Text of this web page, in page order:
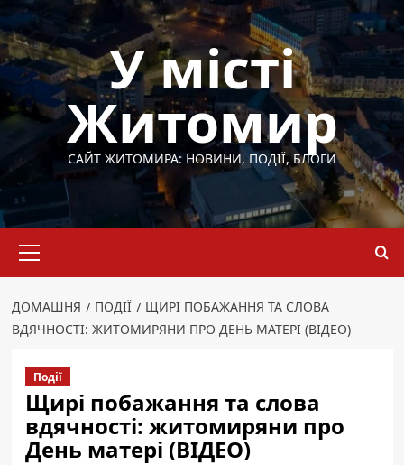
Перейти
до
вмісту
У місті
Житомир
САЙТ ЖИТОМИРА: НОВИНИ, ПОДІЇ, БЛОГИ
меню
ДОМАШНЯ ПОДІЇ
ЩИРІ ПОБАЖАННЯ ТА СЛОВА
ВДЯЧНОСТІ: ЖИТОМИРЯНИ ПРО ДЕНЬ МАТЕРІ (ВІДЕО)
Події
Щирі побажання та слова
вдячності: житомиряни про
День матері (ВІДЕО)